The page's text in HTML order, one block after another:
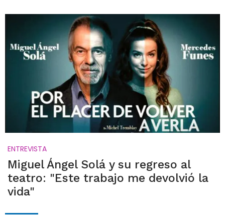
ENTREVISTA
Miguel Ángel Solá y su regreso al
teatro: "Este trabajo me devolvió la
vida"